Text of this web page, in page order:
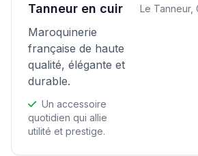
Tanneur en cuir
Maroquinerie
française de haute
qualité, élégante et
durable.
Un accessoire
quotidien qui allie
utilité et prestige.
Le Tanneur,